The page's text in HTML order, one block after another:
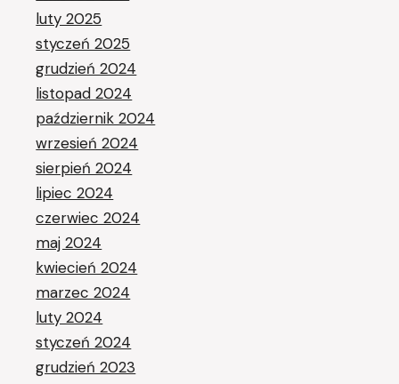
luty 2025
styczeń 2025
grudzień 2024
listopad 2024
październik 2024
wrzesień 2024
sierpień 2024
lipiec 2024
czerwiec 2024
maj 2024
kwiecień 2024
marzec 2024
luty 2024
styczeń 2024
grudzień 2023